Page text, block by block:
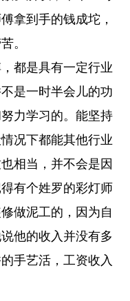
拿到手的钱成坨，
。
都是具有一定行业
是一时半会儿的功
力学习的。能坚持
况下都能其他行业
相当，并不会是因
有个姓罗的彩灯师
做泥工的，因为自
他的收入并没有多
手艺活，工资收入